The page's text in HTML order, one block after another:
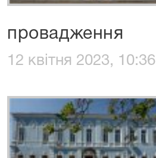
провадження
12 квітня 2023, 10:36